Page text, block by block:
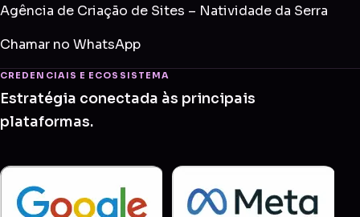
Agência de Criação de Sites – Natividade da Serra
Chamar no WhatsApp
CREDENCIAIS E ECOSSISTEMA
Estratégia conectada às principais
plataformas.